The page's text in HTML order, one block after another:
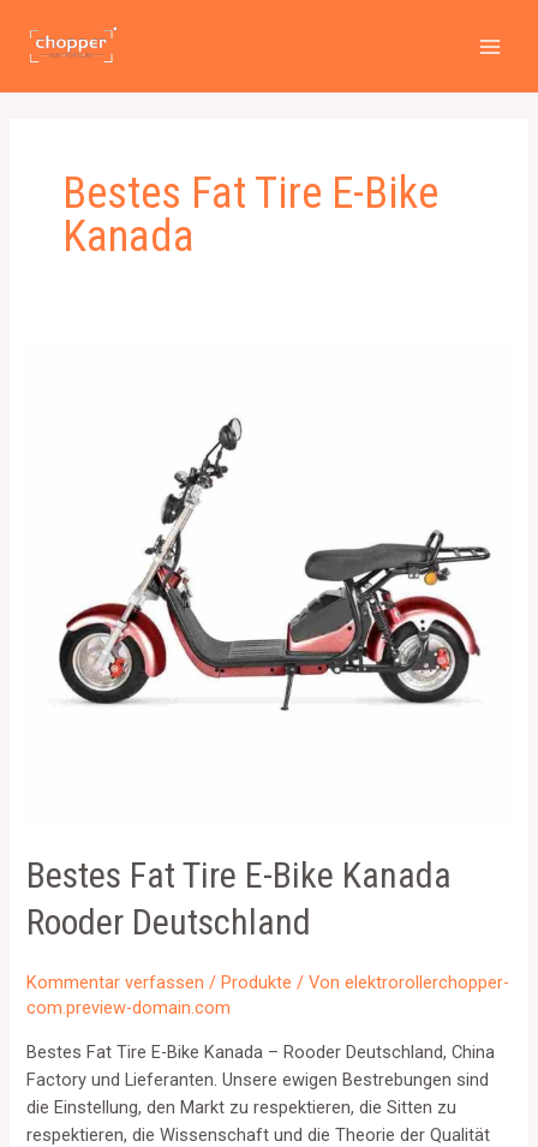
Inhalt
springen
Bestes Fat Tire E-Bike
Kanada
Bestes Fat Tire E-Bike Kanada
Rooder Deutschland
Kommentar verfassen / Produkte / Vonelektrorollerchopper-
com.preview-domain.com
Bestes Fat Tire E-Bike Kanada – Rooder Deutschland, China
Factory und Lieferanten. Unsere ewigen Bestrebungen sind
die Einstellung, den Markt zu respektieren, die Sitten zu
respektieren, die Wissenschaft und die Theorie der Qualität